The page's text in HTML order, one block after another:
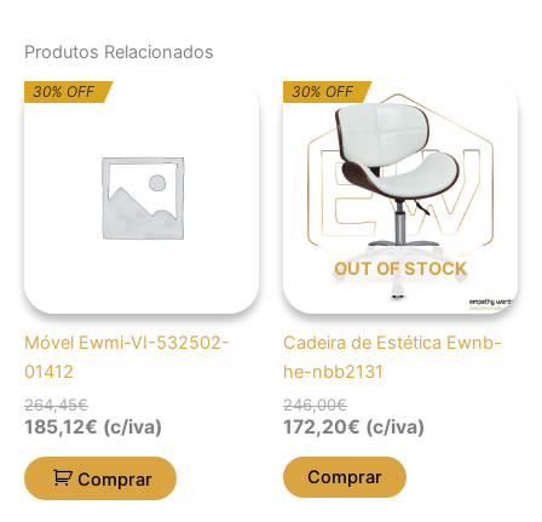
Produtos Relacionados
30% OFF
Móvel Ewmi-VI-532502-
01412
264,45€
O
preço
264,45€.
O
preço
185,12€.
185,12€ (c/iva)
Comprar
30% OFF
OUT OF STOCK
Cadeira de Estética Ewnb-
he-nbb2131
246,00€
O
preço
246,00€.
O
preço
172,20€.
172,20€ (c/iva)
Comprar